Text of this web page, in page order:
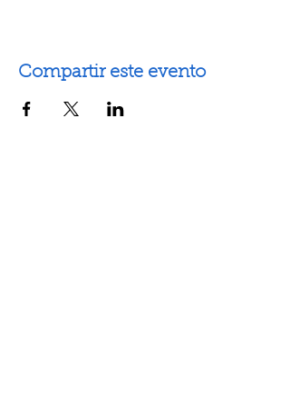
Compartir este evento